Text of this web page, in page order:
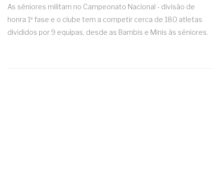
As séniores militam no Campeonato Nacional - divisão de
honra 1ª fase e o clube tem a competir cerca de 180 atletas
divididos por 9 equipas, desde as Bambis e Minis às séniores.